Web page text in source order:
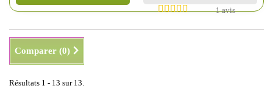
1 avis
Comparer (0)
Résultats 1 - 13 sur 13.